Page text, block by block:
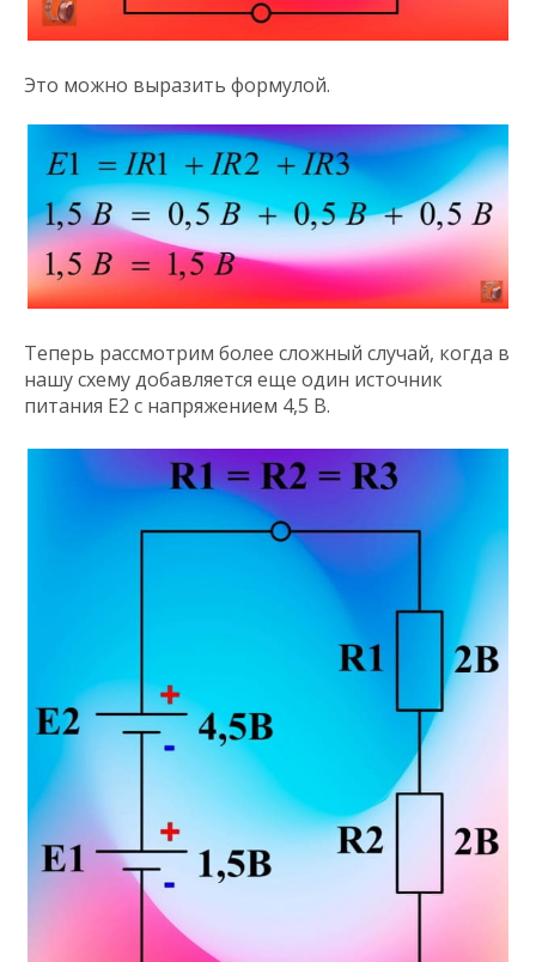
Это можно выразить формулой.
Теперь рассмотрим более сложный случай, когда в
нашу схему добавляется еще один источник
питания E2 с напряжением 4,5 В.